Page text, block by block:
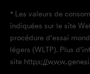
* Les valeurs de
indiquées sur le site
procédure d’essai
légers (WLTP). Plus
sitehttps://